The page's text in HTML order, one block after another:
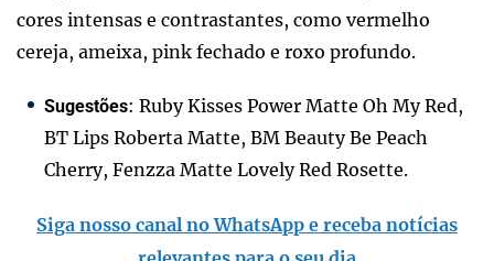
cores intensas e contrastantes, como vermelho
cereja, ameixa, pink fechado e roxo profundo.
Sugestões: Ruby Kisses Power Matte Oh My Red,
BT Lips Roberta Matte, BM Beauty Be Peach
Cherry, Fenzza Matte Lovely Red Rosette.
Siga nosso canal no WhatsApp e receba notícias